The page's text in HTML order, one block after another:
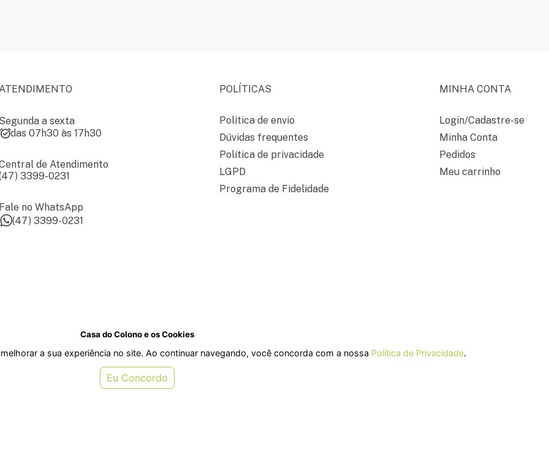
Casa do Colono e os Cookies
a sua experiência no site. Ao continuar navegando, você concorda com a nossa Política de Privacidade.
Eu Concordo
a sexta
das 07h30 às 17h30
de Atendimento
3399-0231
no WhatsApp
(47) 3399-0231
POLÍTICAS
Política de envio
Dúvidas frequentes
Política de privacidade
LGPD
Programa de Fidelidade
MINHA CONTA
Login/Cadastre-se
Minha Conta
Pedidos
Meu carrinho